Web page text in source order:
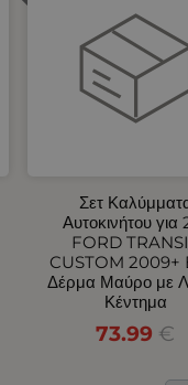
Σετ
Αυτοκινήτου για
FORD
CUSTOM 2009+
Δέρμα Μαύρο με
Κέντημα
73.99 €